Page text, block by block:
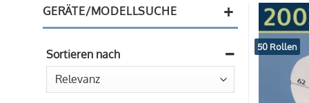
GERÄTE/MODELLSUCHE +
Sortieren nach
Sort Products
50 Rollen